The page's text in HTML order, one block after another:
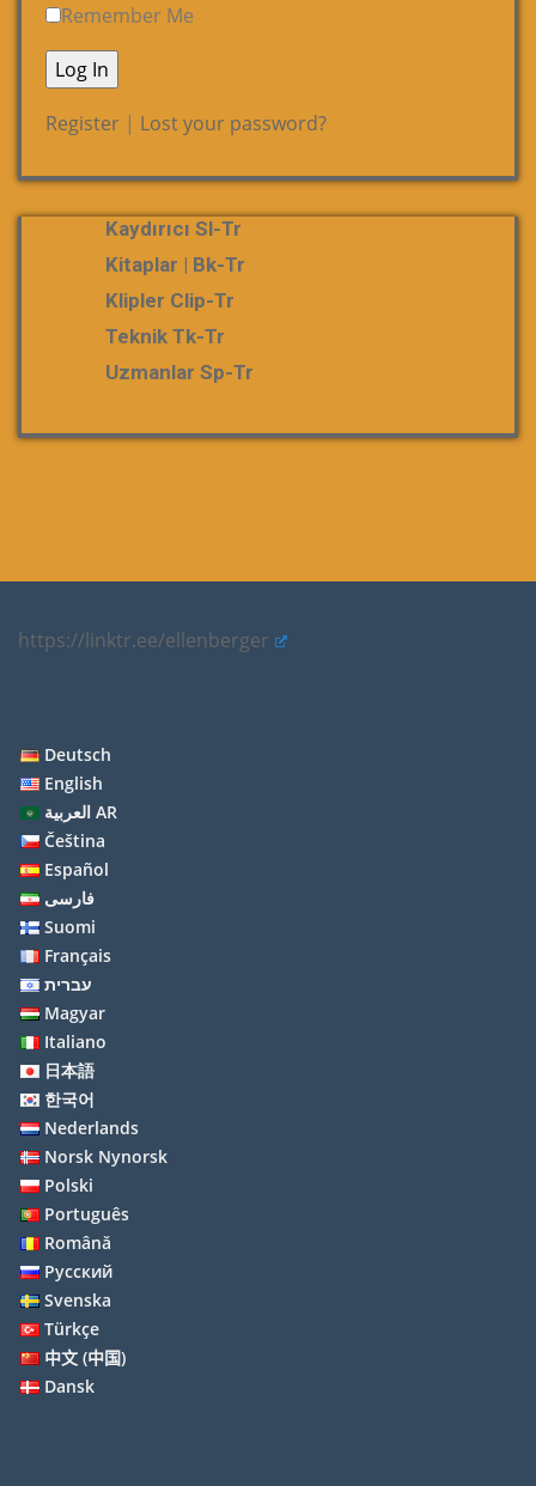
Remember Me
Register | Lost your password?
Kaydırıcı Sl-Tr
Kitaplar | Bk-Tr
Klipler Clip-Tr
Teknik Tk-Tr
Uzmanlar Sp-Tr
https://linktr.ee/ellenberger
Deutsch
English
العربية AR
Čeština
Español
فارسی
Suomi
Français
עברית
Magyar
Italiano
日本語
한국어
Nederlands
Norsk Nynorsk
Polski
Português
Română
Русский
Svenska
Türkçe
中文 (中国)
Dansk